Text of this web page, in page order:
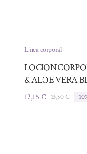
Línea corporal
LOCION
& ALOE VERA
13,50€El
12,15 €
El